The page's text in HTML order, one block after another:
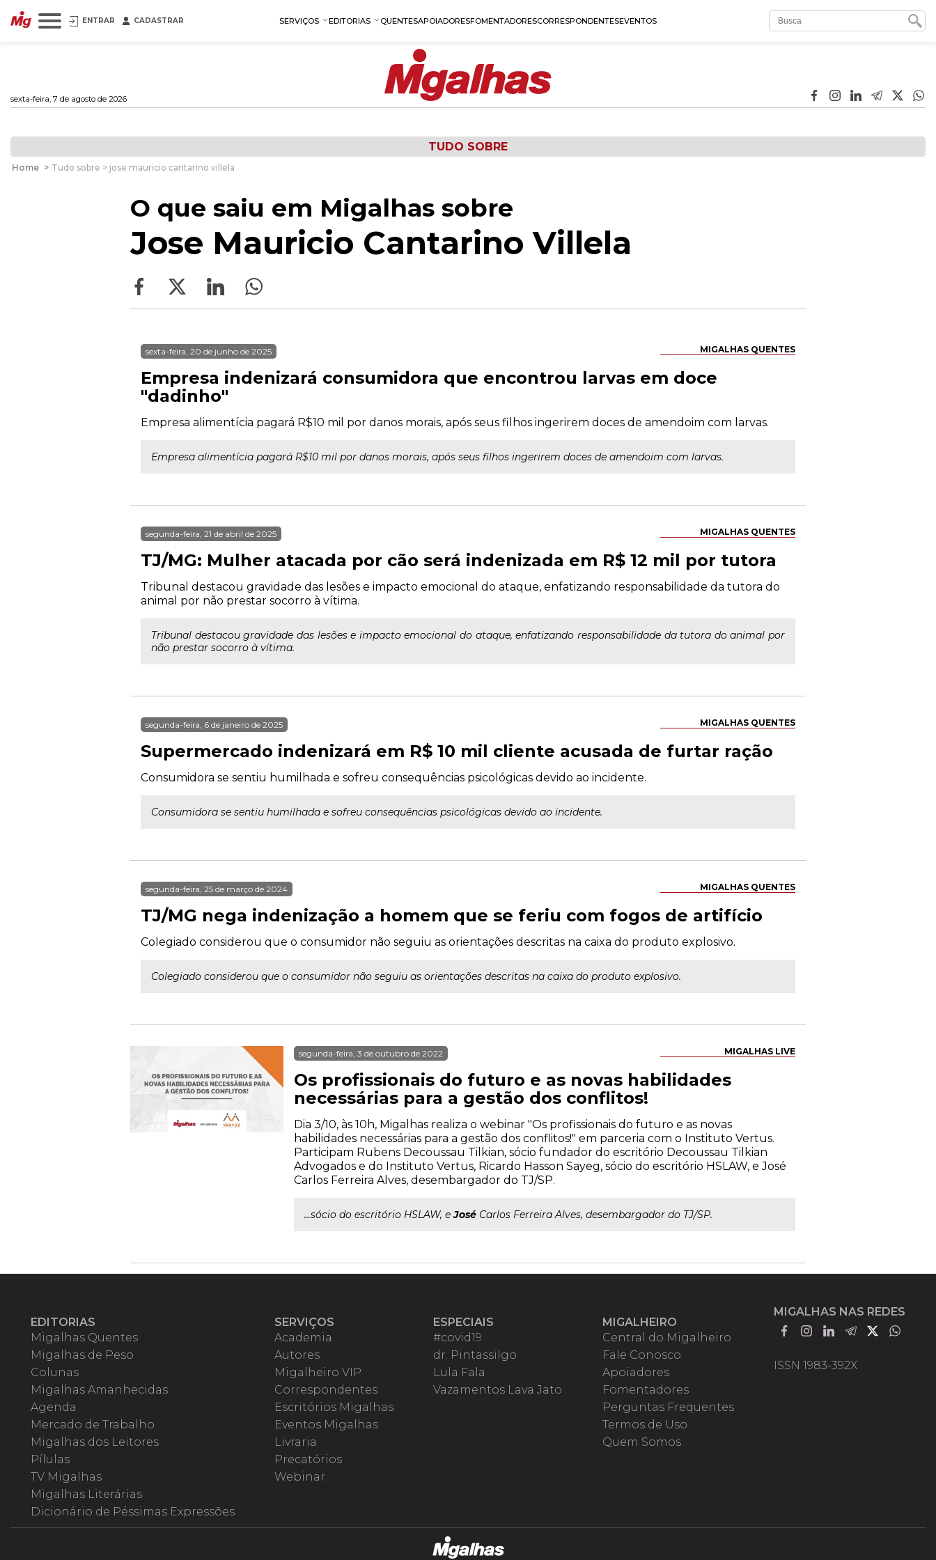
ENTRAR CADASTRAR SERVIÇOS EDITORIAS QUENTESAPOIADORESFOMENTADORESCORRESPONDENTESEVENTOS
sexta-feira, 7 de agosto de 2026
TUDO SOBRE
Home > Tudo sobre > jose mauricio cantarino villela
O que saiu em Migalhas sobre
Jose Mauricio Cantarino Villela
MIGALHAS QUENTES
sexta-feira, 20 de junho de 2025
Empresa indenizará consumidora que encontrou larvas em doce
"dadinho"
Empresa alimentícia pagará R$10 mil por danos morais, após seus filhos ingerirem doces de amendoim com larvas.
Empresa alimentícia pagará R$10 mil por danos morais, após seus filhos ingerirem doces de amendoim com larvas.
MIGALHAS QUENTES
segunda-feira, 21 de abril de 2025
TJ/MG: Mulher atacada por cão será indenizada em R$ 12 mil por tutora
Tribunal destacou gravidade das lesões e impacto emocional do ataque, enfatizando responsabilidade da tutora do
animal por não prestar socorro à vítima.
Tribunal destacou gravidade das lesões e impacto emocional do ataque, enfatizando responsabilidade da tutora do animal por
não prestar socorro à vítima.
MIGALHAS QUENTES
segunda-feira, 6 de janeiro de 2025
Supermercado indenizará em R$ 10 mil cliente acusada de furtar ração
Consumidora se sentiu humilhada e sofreu consequências psicológicas devido ao incidente.
Consumidora se sentiu humilhada e sofreu consequências psicológicas devido ao incidente.
MIGALHAS QUENTES
segunda-feira, 25 de março de 2024
TJ/MG nega indenização a homem que se feriu com fogos de artifício
Colegiado considerou que o consumidor não seguiu as orientações descritas na caixa do produto explosivo.
Colegiado considerou que o consumidor não seguiu as orientações descritas na caixa do produto explosivo.
MIGALHAS LIVE
segunda-feira, 3 de outubro de 2022
Os profissionais do futuro e as novas habilidades
necessárias para a gestão dos conflitos!
Dia 3/10, às 10h, Migalhas realiza o webinar "Os profissionais do futuro e as novas
habilidades necessárias para a gestão dos conflitos!" em parceria com o Instituto Vertus.
Participam Rubens Decoussau Tilkian, sócio fundador do escritório Decoussau Tilkian
Advogados e do Instituto Vertus, Ricardo Hasson Sayeg, sócio do escritório HSLAW, e José
Carlos Ferreira Alves, desembargador do TJ/SP.
...sócio do escritório HSLAW, eJosé Carlos Ferreira Alves, desembargador do TJ/SP.
EDITORIAS
Migalhas Quentes
Migalhas de Peso
Colunas
Migalhas Amanhecidas
Agenda
Mercado de Trabalho
Migalhas dos Leitores
Pílulas
TV Migalhas
Migalhas Literárias
Dicionário de Péssimas Expressões
SERVIÇOS
Academia
Autores
Migalheiro VIP
Correspondentes
Escritórios Migalhas
Eventos Migalhas
Livraria
Precatórios
Webinar
ESPECIAIS
#covid19
dr. Pintassilgo
Lula Fala
Vazamentos Lava Jato
MIGALHEIRO
Central do Migalheiro
Fale Conosco
Apoiadores
Fomentadores
Perguntas Frequentes
Termos de Uso
Quem Somos
MIGALHAS NAS REDES
ISSN 1983-392X